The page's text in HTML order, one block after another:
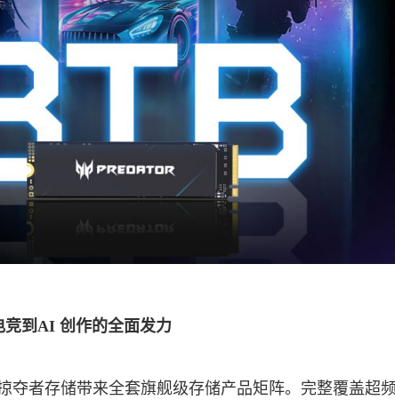
到AI 创作的全面发力
夺者存储带来全套旗舰级存储产品矩阵。完整覆盖超